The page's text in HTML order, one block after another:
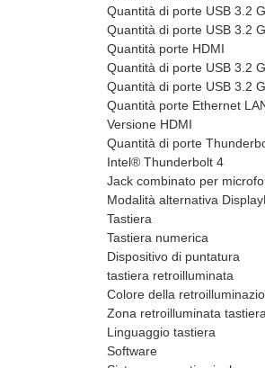
Quantità di porte USB 3.2
Quantità di porte USB 3.2
Quantità porte HDMI
Quantità di porte USB 3.2
Quantità di porte USB 3.2
Quantità porte Ethernet
Versione HDMI
Quantità di porte
Intel® Thunderbolt 4
Jack combinato per
Modalità alternativa
Tastiera
Tastiera numerica
Dispositivo di puntatura
tastiera retroilluminata
Colore della
Zona retroilluminata tastiera
Linguaggio tastiera
Software